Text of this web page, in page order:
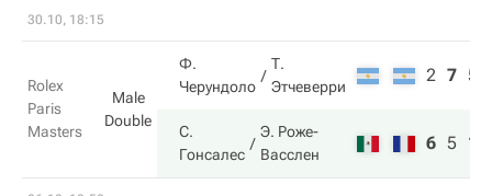
30.10, 18:15
Rolex
Paris
Masters
Male
Double
Ф.
Черундоло
Т.
Этчеверри
2 7 5
С.
Гонсалес
Э. Роже-
Васслен
6 5 10